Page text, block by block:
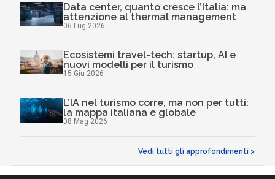
Data center, quanto cresce l’Italia: ma
attenzione al thermal management
06 Lug 2026
Ecosistemi travel-tech: startup, AI e
nuovi modelli per il turismo
15 Giu 2026
L’IA nel turismo corre, ma non per tutti:
la mappa italiana e globale
08 Mag 2026
Vedi tutti gli approfondimenti >